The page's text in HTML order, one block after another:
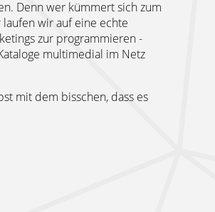
Denn wer kümmert sich zum
wir auf eine echte
zur programmieren -
multimedial im Netz
mit dem bisschen, dass es